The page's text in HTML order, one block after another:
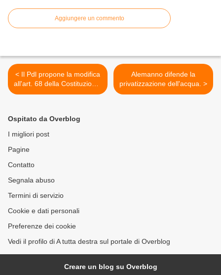
Aggiungere un commento
< Il Pdl propone la modifica
all'art. 68 della Costituzione:
tornare all'autorizzazione a
Alemanno difende la
privatizzazione dell'acqua. >
Ospitato da Overblog
I migliori post
Pagine
Contatto
Segnala abuso
Termini di servizio
Cookie e dati personali
Preferenze dei cookie
Vedi il profilo di A tutta destra sul portale di Overblog
Creare un blog su Overblog